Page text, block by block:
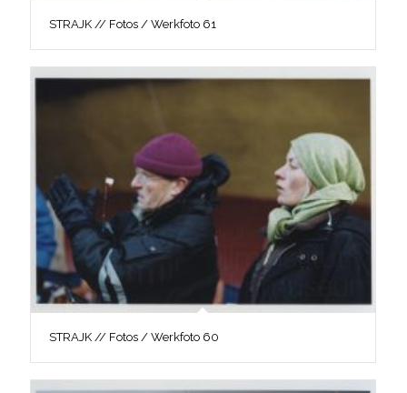
STRAJK // Fotos / Werkfoto 61
STRAJK // Fotos / Werkfoto 60